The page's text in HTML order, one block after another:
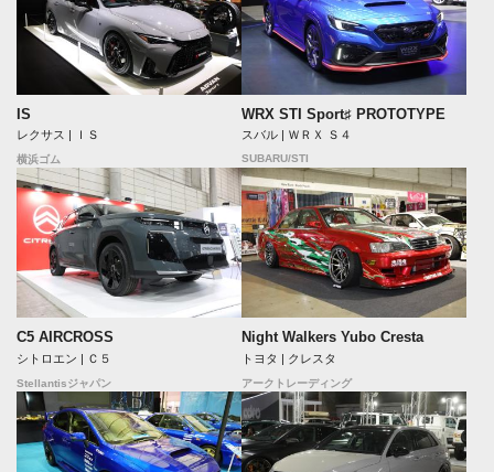
IS
レクサス | ＩＳ
横浜ゴム
WRX STI Sport♯ PROTOTYPE
スバル | ＷＲＸ Ｓ４
SUBARU/STI
C5 AIRCROSS
シトロエン | Ｃ５
Stellantisジャパン
Night Walkers Yubo Cresta
トヨタ | クレスタ
アークトレーディング